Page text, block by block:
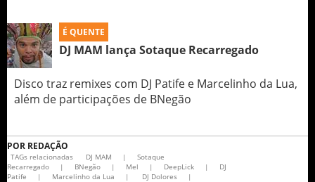
É QUENTE
DJ MAM lança Sotaque Recarregado
Disco traz remixes com DJ Patife e Marcelinho da Lua,
além de participações de BNegão
POR REDAÇÃO
TAGs relacionadas DJ MAM |
Sotaque
Recarregado
| BNegão | Mel | DeepLick |
DJ
Patife
| Marcelinho da Lua | DJ Dolores |